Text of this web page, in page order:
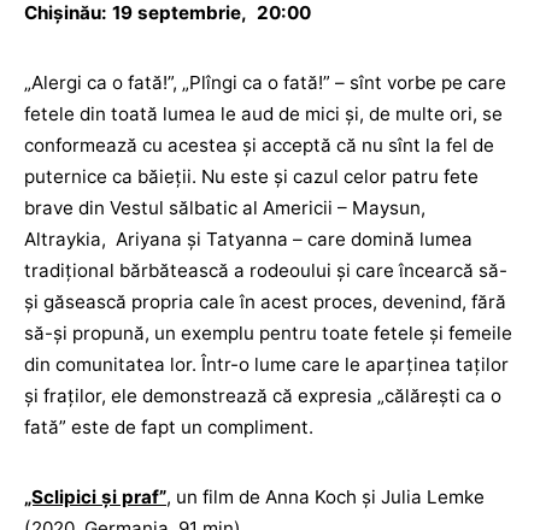
Chișinău: 19 septembrie, 20:00
„Alergi ca o fată!”, „Plîngi ca o fată!” – sînt vorbe pe care
fetele din toată lumea le aud de mici și, de multe ori, se
conformează cu acestea și acceptă că nu sînt la fel de
puternice ca băieții. Nu este și cazul celor patru fete
brave din Vestul sălbatic al Americii – Maysun,
Altraykia, Ariyana și Tatyanna – care domină lumea
tradițional bărbătească a rodeoului și care încearcă să-
și găsească propria cale în acest proces, devenind, fără
să-și propună, un exemplu pentru toate fetele și femeile
din comunitatea lor. Într-o lume care le aparținea taților
și fraților, ele demonstrează că expresia „călărești ca o
fată” este de fapt un compliment.
„Sclipici și praf”, un film de Anna Koch și Julia Lemke